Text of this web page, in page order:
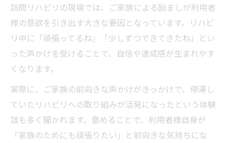
訪問リハビリの現場では、ご家族による励ましが利用者
様の意欲を引き出す大きな要因となっています。リハビ
リ中に「頑張ってるね」「少しずつできてきたね」とい
った声かけを受けることで、自信や達成感が生まれやす
くなります。
実際に、ご家族の前向きな声かけがきっかけで、停滞し
ていたリハビリへの取り組みが活発になったという体験
談も多く聞かれます。褒めることで、利用者様自身が
「家族のためにも頑張りたい」と前向きな気持ちにな